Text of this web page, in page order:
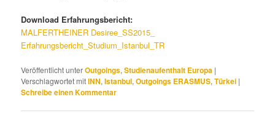
Download Erfahrungsbericht:
MALFERTHEINER Desiree_SS2015_
Erfahrungsbericht_Studium_Istanbul_TR
Veröffentlicht unterOutgoings,Studienaufenthalt Europa |
Verschlagwortet mitINN,Istanbul,Outgoings ERASMUS,Türkei |
Schreibe einen Kommentar